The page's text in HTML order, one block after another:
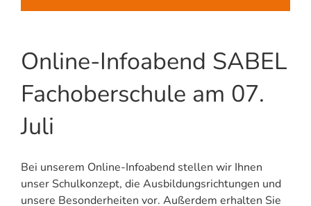
Online-Infoabend SABEL
Fachoberschule am 07.
Juli
Bei unserem Online-Infoabend stellen wir Ihnen
unser Schulkonzept, die Ausbildungsrichtungen und
unsere Besonderheiten vor. Außerdem erhalten Sie